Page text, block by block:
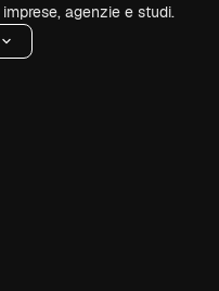
agenzie e studi.